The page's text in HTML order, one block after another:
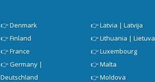
👉Denmark
👉Finland
👉France
👉Germany |
Deutschland
👉Latvia | Latvija
👉Lithuania | Lietuva
👉Luxembourg
👉Malta
👉Moldova